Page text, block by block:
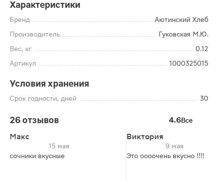
Характеристики
Бренд
Аютинский Хлеб
Производитель
Гуковская М.Ю.
Вес, кг
0.12
Артикул
1000325015
Условия хранения
Срок годности, дней 30
26 отзывов 4.6Все
Макс
15 мая
сочники вкусные
Виктория
9 мая
Это оооочень вкусно !!!!